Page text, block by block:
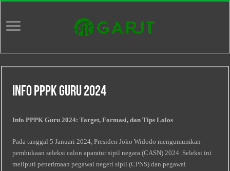
Info Pppk Guru 2024
Info PPPK Guru 2024: Target, Formasi, dan Tips Lolos
Pada tanggal 5 Januari 2024, Presiden Joko Widodo mengumumkan
pembukaan seleksi calon aparatur sipil negara (CASN) 2024. Seleksi ini
meliputi penerimaan pegawai negeri sipil (CPNS) dan pegawai